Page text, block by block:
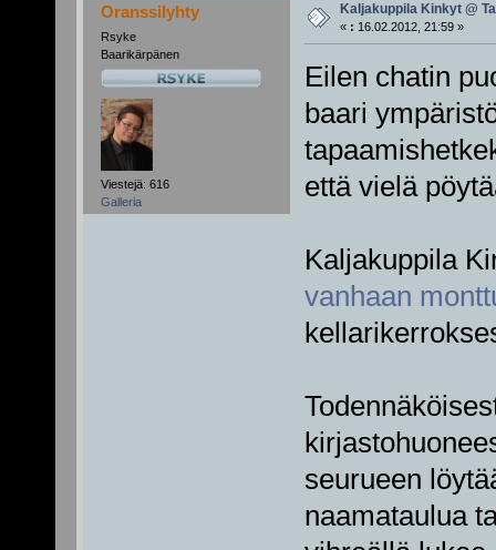
Oranssilyhty
Rsyke
Baarikärpänen
Viestejä: 616
Galleria
Kaljakuppila Kinkyt @
« : 16.02.2012, 21:59 »
Eilen chatin
baari
että vielä
Kaljakuppila
vanhaan
seurueen
naamataulua